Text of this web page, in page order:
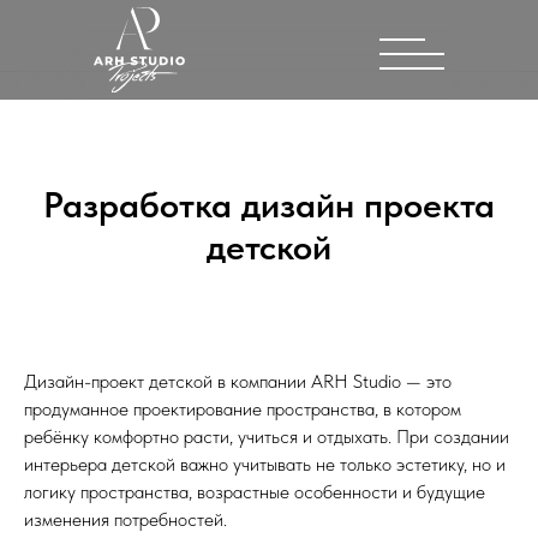
Разработка дизайн проекта
детской
Дизайн-проект детской в компании ARH Studio — это
продуманное проектирование пространства, в котором
ребёнку комфортно расти, учиться и отдыхать. При создании
интерьера детской важно учитывать не только эстетику, но и
логику пространства, возрастные особенности и будущие
изменения потребностей.